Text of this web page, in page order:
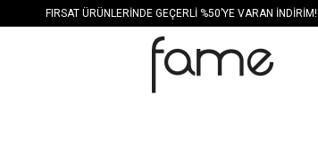
FIRSAT ÜRÜNLERİNDE GEÇERLİ %50’YE VARAN İNDİRİM!